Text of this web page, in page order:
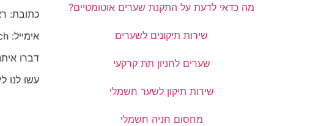
מה כדאי לדעת על התקנת שערים אוטומטיים?
שירות תיקונים לשערים
שערים לחניון תת קרקעי
שירות תיקון לשער חשמלי
מחסום חניה חשמלי
כתובת:
אימייל: gili@gili-gates.tech
דברו
עשו לנו